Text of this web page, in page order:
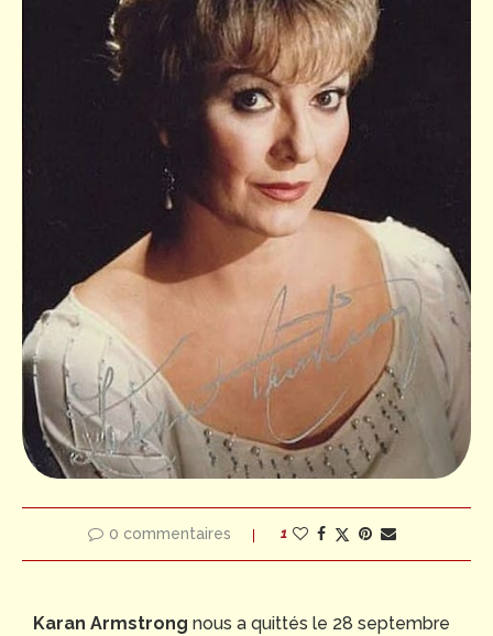
0 commentaires 1
Karan Armstrong nous a quittés le 28 septembre